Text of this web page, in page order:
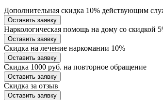
Дополнительная скидка 10% действующим
Оставить заявку
Наркологическая помощь на дому со скидкой
Оставить заявку
Скидка на лечение наркомании 10%
Оставить заявку
Скидка 1000 руб. на повторное обращение
Оставить заявку
Скидка за отзыв
Оставить заявку